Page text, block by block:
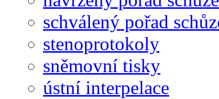
schválený pořad
stenoprotokoly
sněmovní tisky
ústní interpelace